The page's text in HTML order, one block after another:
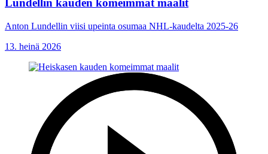
Lundellin kauden komeimmat maalit
Anton Lundellin viisi upeinta osumaa NHL-kaudelta 2025-26
13. heinä 2026